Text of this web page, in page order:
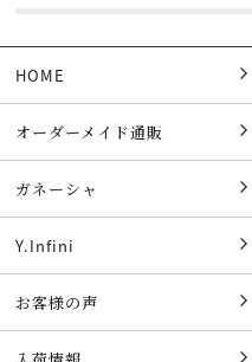
HOME
オーダーメイド通販
ガネーシャ
Y.Infini
お客様の声